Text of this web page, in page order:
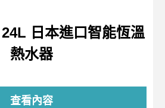
日本進口智能恆溫
熱水器
查看內容